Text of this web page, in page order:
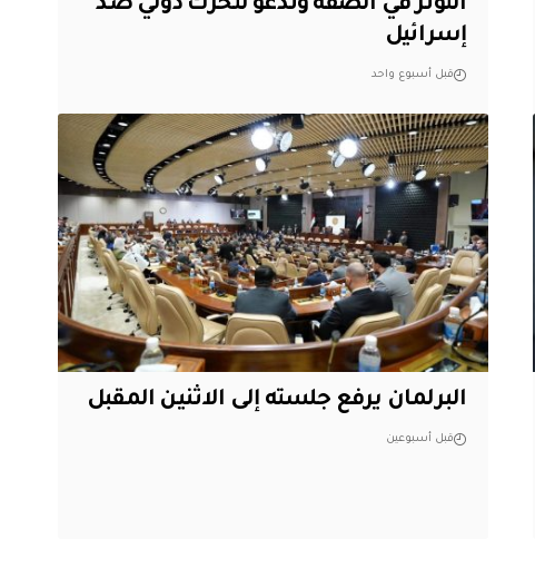
التوتر في الضفة وتدعو لتحرك دولي ضد
إسرائيل
قبل أسبوع واحد
البرلمان يرفع جلسته إلى الاثنين المقبل
قبل أسبوعين